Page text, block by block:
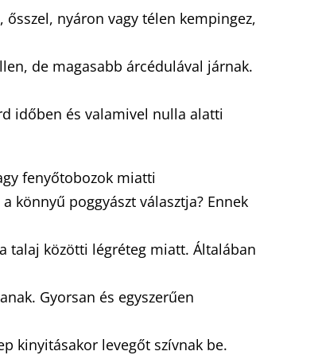
nyáron vagy télen kempingez,
de magasabb árcédulával járnak.
időben és valamivel nulla alatti
fenyőtobozok miatti
könnyű poggyászt választja? Ennek
talaj közötti légréteg miatt. Általában
Gyorsan és egyszerűen
kinyitásakor levegőt szívnak be.